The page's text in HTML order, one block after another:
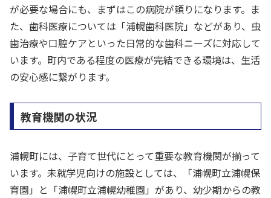
が必要な場合にも、まずはこの病院が頼りになります。ま
た、歯科医療については「浦幌歯科医院」などがあり、虫
歯治療や口腔ケアといった日常的な歯科ニーズに対応して
います。町内である程度の医療が完結できる環境は、生活
の安心感に繋がります。
教育機関の状況
浦幌町には、子育て世代にとって重要な教育機関が揃って
います。未就学児向けの施設としては、「浦幌町立浦幌保
育園」と「浦幌町立浦幌幼稚園」があり、幼少期からの教